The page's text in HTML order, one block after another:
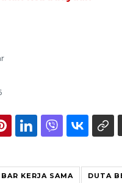
KERJA SAMA DUTA